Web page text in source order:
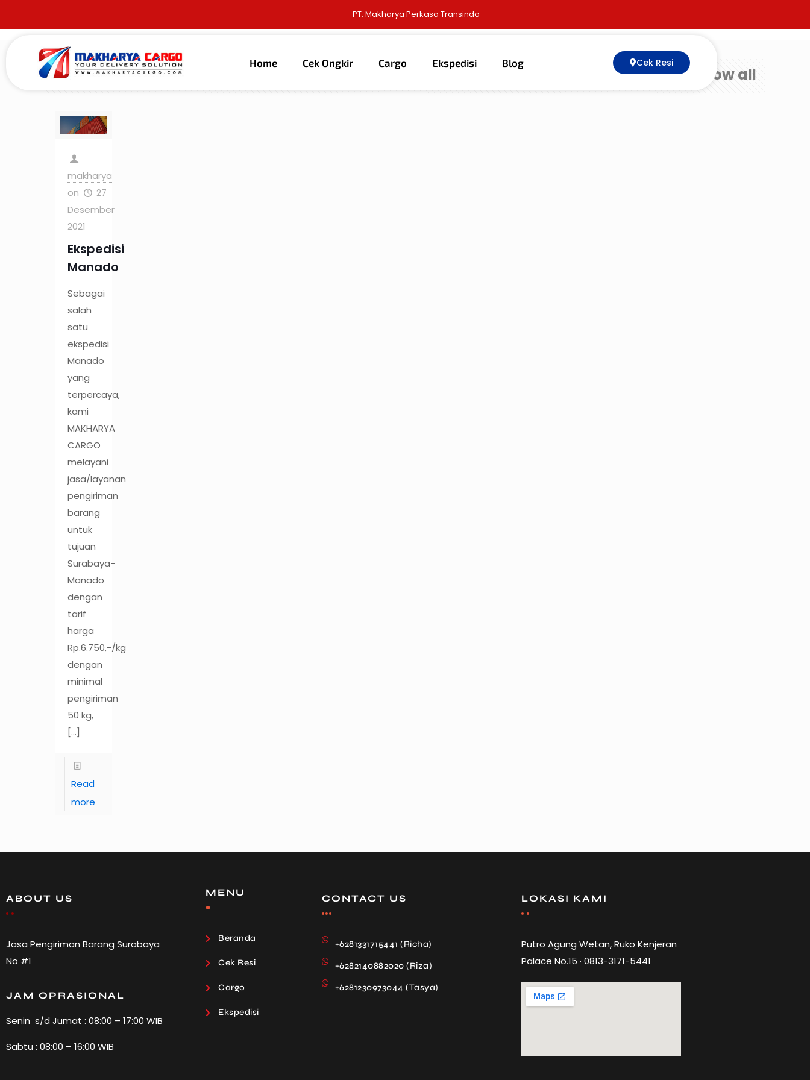
PT. Makharya Perkasa Transindo
Home Cek Ongkir Cargo Ekspedisi Blog Cek Resi
Filter by Categories Show all
makharya
on
27
Desember
2021
Ekspedisi
Manado
Sebagai
salah
satu
ekspedisi
Manado
yang
terpercaya,
kami
MAKHARYA
CARGO
melayani
jasa/layanan
pengiriman
barang
untuk
tujuan
Surabaya-
Manado
dengan
tarif
harga
Rp.6.750,-/kg
dengan
minimal
pengiriman
50 kg,
[…]
Read
more
ABOUT US
Jasa Pengiriman Barang Surabaya
No #1
JAM OPRASIONAL
Senin s/d Jumat : 08:00 – 17:00 WIB
Sabtu : 08:00 – 16:00 WIB
MENU
Beranda
Cek Resi
Cargo
Ekspedisi
CONTACT US
+6281331715441 (Richa)
+6282140882020 (Riza)
+6281230973044 (Tasya)
LOKASI KAMI
Putro Agung Wetan, Ruko Kenjeran
Palace No.15 · 0813-3171-5441